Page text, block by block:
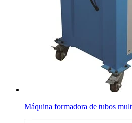
Máquina formadora de tubos